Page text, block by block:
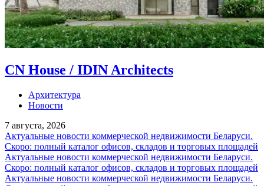
CN House / IDIN Architects
Архитектура
Новости
7 августа, 2026
Актуальные новости коммерческой недвижимости Беларуси.
Скоро: полный каталог офисов, складов и торговых площадей
Актуальные новости коммерческой недвижимости Беларуси.
Скоро: полный каталог офисов, складов и торговых площадей
Актуальные новости коммерческой недвижимости Беларуси.